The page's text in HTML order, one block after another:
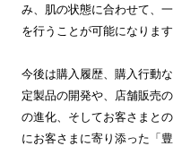
み、肌の状態に合わせて、
を行うことが可能になります
今後は購入履歴、購入行動
定製品の開発や、店舗販売
の進化、そしてお客さまと
にお客さまに寄り添った「